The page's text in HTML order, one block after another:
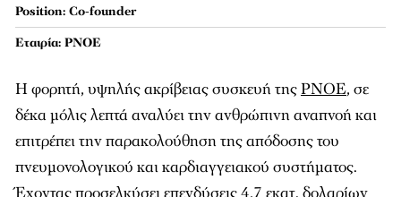
Position: Co-founder
Εταιρία: PNOE
Η φορητή, υψηλής ακρίβειας συσκευή τηςPNOE, σε
δέκα μόλις λεπτά αναλύει την ανθρώπινη αναπνοή και
επιτρέπει την παρακολούθηση της απόδοσης του
πνευμονολογικού και καρδιαγγειακού συστήματος.
Έχοντας προσελκύσει επενδύσεις 4,7 εκατ. δολαρίων